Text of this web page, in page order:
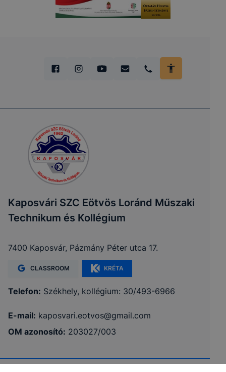
Kaposvári SZC Eötvös Loránd Műszaki
Technikum és Kollégium
7400 Kaposvár, Pázmány Péter utca 17.
CLASSROOM KRÉTA
Telefon: Székhely, kollégium: 30/493-6966
E-mail: kaposvari.eotvos@gmail.com
OM azonosító: 203027/003